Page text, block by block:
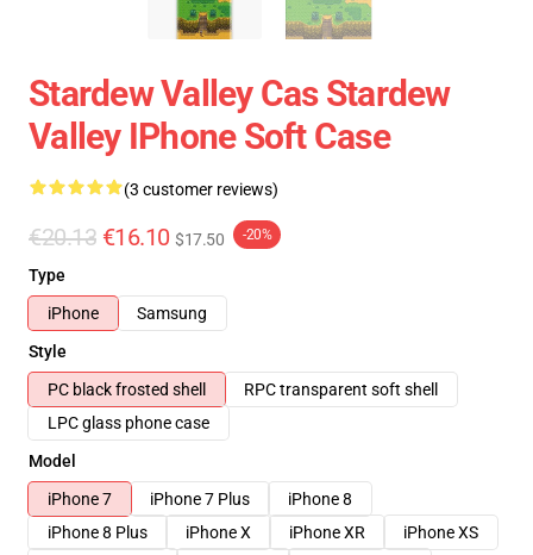
Stardew Valley Cas Stardew
Valley IPhone Soft Case
(3 customer reviews)
€20.13 €16.10 $17.50 -20%
Type
iPhone
Samsung
Style
PC black frosted shell
RPC transparent soft shell
LPC glass phone case
Model
iPhone 7
iPhone 7 Plus
iPhone 8
iPhone 8 Plus
iPhone X iPhone XR
iPhone XS